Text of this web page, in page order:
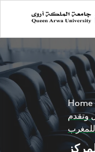
Home
وتقدم